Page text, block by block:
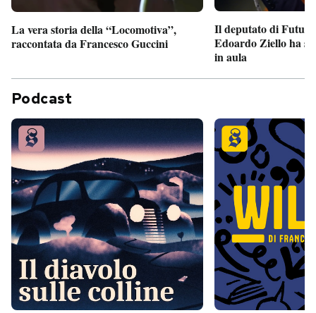
La vera storia della “Locomotiva”,
raccontata da Francesco Guccini
Il deputato di
Edoardo Ziello ha
in aula
Podcast